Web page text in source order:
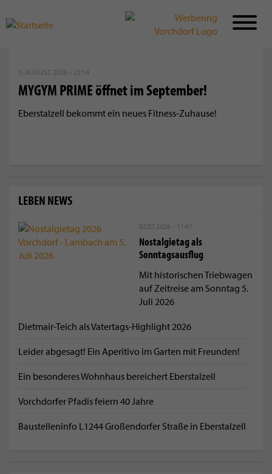
5. AUGUST 2026 - 21:14
MYGYM PRIME öffnet im September!
Eberstalzell bekommt ein neues Fitness-Zuhause!
LEBEN NEWS
02.07.2026 - 11:41
Nostalgietag als
Sonntagsausflug
Mit historischen Triebwagen
auf Zeitreise am Sonntag 5.
Juli 2026
Dietmair-Teich als Vatertags-Highlight 2026
Leider abgesagt! Ein Aperitivo im Garten mit Freunden!
Ein besonderes Wohnhaus bereichert Eberstalzell
Vorchdorfer Pfadis feiern 40 Jahre
Baustelleninfo L1244 Großendorfer Straße in Eberstalzell